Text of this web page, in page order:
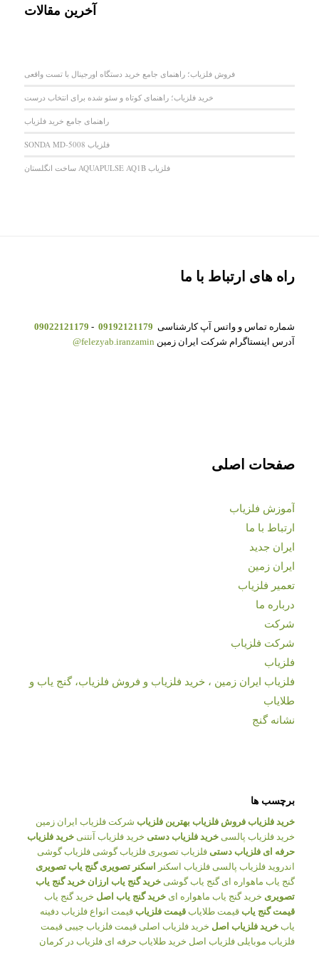
آخرین مقالات
فروش فلزیاب؛ راهنمای جامع خرید دستگاه اورجینال با تست واقعی
خرید فلزیاب؛ راهنمای کوتاه و سئو شده برای انتخاب درست
راهنمای جامع خرید فلزیاب
فلزیاب SONDA MD-5008
فلزیاب AQUAPULSE AQ1B ساخت انگلستان
راه های ارتباط با ما
شماره تماس و واتس آپ کارشناسی 09192121179
-
09022121179
آدرس اینستاگرام شرکت ایران زمین felezyab.iranzamin@
صفحات اصلی
آموزش فلزیاب
ارتباط با ما
ایران جدید
ایران زمین
تعمیر فلزیاب
درباره ما
شرکت
شرکت فلزیاب
فلزیاب
فلزیاب ایران زمین ، خرید فلزیاب و فروش فلزیاب، گنج یاب و
طلایاب
نشانه گنج
برچسب ها
خرید فلزیاب فروش فلزیاب بهترین فلزیاب شرکت فلزیاب ایران زمین
خرید فلزیاب پالسی خرید فلزیاب دستی خرید فلزیاب آنتنی خرید فلزیاب
حرفه ای فلزیاب دستی فلزیاب تصویری فلزیاب گوشی فلزیاب گوشی
اندروید فلزیاب پالسی فلزیاب اسکنر اسکنر تصویری گنج یاب تصویری
گنج یاب ماهواره ای گنج یاب گوشی خرید گنج یاب ارزان خرید گنج یاب
تصویری خرید گنج یاب ماهواره ای خرید گنج یاب اصل خرید گنج یاب
قیمت گنج یاب قیمت طلایاب قیمت فلزیاب قیمت انواع فلزیاب دفینه
یاب خرید فلزیاب اصل خرید فلزیاب اصلی قیمت فلزیاب جیبی قیمت
فلزیاب موبایلی فلزیاب اصل خرید طلایاب حرفه ای فلزیاب در کرمان